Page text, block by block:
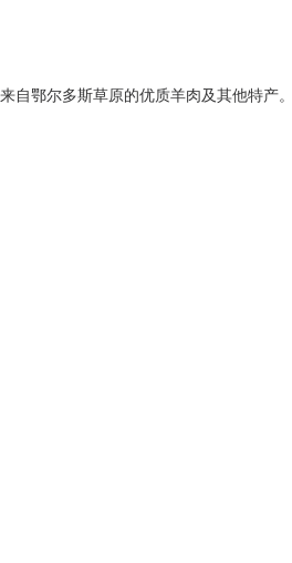
鄂尔多斯草原的优质羊肉及其他特产。